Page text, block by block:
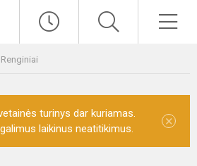
Renginiai
turinys dar kuriamas.
laikinus neatitikimus.
×